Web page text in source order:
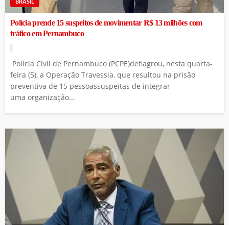
BRASIL
Polícia prende 15 suspeitos de movimentar R$ 13 milhões com
tráfico em Pernambuco
Polícia Civil de Pernambuco (PCPE)deflagrou, nesta quarta-
feira (5), a Operação Travessia, que resultou na prisão
preventiva de 15 pessoassuspeitas de integrar
uma organização...